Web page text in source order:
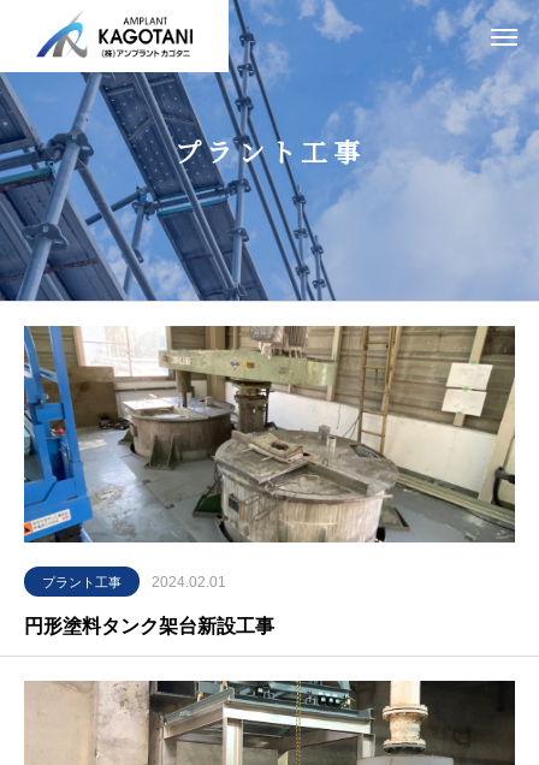
プラント工事
プラント工事 2024.02.01
円形塗料タンク架台新設工事